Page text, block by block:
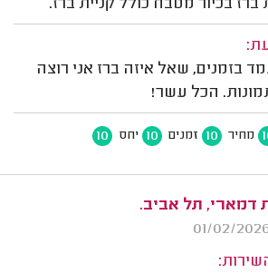
בכיור מטבח כולל קניית ברז.
בזמנים, שאל איזה ברז אני רוצה
הכל עשר!
מחיר 10 זמנים 10 יחס 10
דמארי, תל אביב.